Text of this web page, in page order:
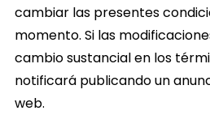
cambiar las presentes
momento. Si las
cambio sustancial en los
notificará publicando un
web.